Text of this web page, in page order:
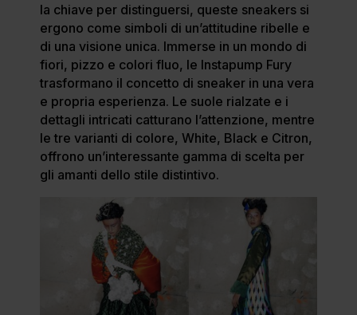
la chiave per distinguersi, queste sneakers si
ergono come simboli di un’attitudine ribelle e
di una visione unica. Immerse in un mondo di
fiori, pizzo e colori fluo, le Instapump Fury
trasformano il concetto di sneaker in una vera
e propria esperienza. Le suole rialzate e i
dettagli intricati catturano l’attenzione, mentre
le tre varianti di colore, White, Black e Citron,
offrono un’interessante gamma di scelta per
gli amanti dello stile distintivo.